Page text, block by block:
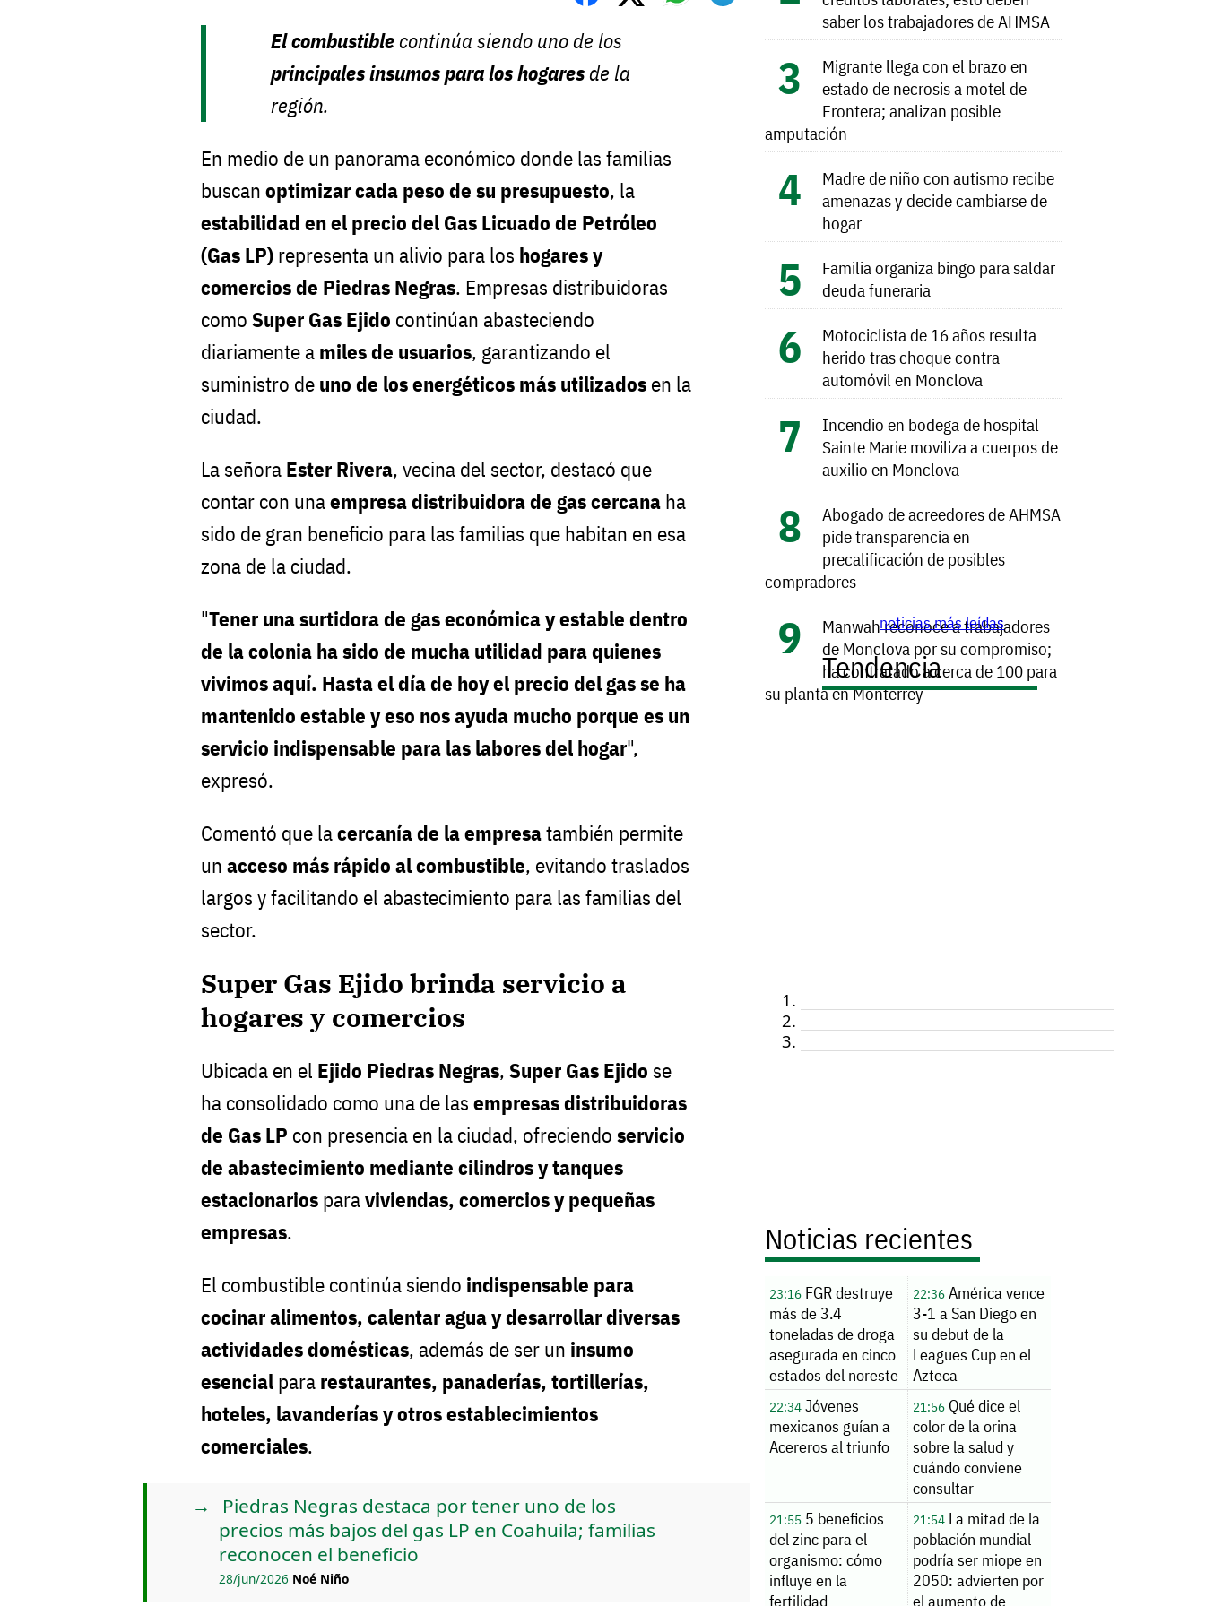
El combustible continúa siendo uno de los
principales insumos para los hogares de la
región.
En medio de un panorama económico donde las familias
buscan optimizar cada peso de su presupuesto, la
estabilidad en el precio del Gas Licuado de Petróleo
(Gas LP) representa un alivio para los hogares y
comercios de Piedras Negras. Empresas distribuidoras
como Super Gas Ejido continúan abasteciendo
diariamente a miles de usuarios, garantizando el
suministro de uno de los energéticos más utilizados en la
ciudad.
La señora Ester Rivera, vecina del sector, destacó que
contar con unaempresa distribuidora de gas cercana ha
sido de gran beneficio para las familias que habitan en esa
zona de la ciudad.
"Tener una surtidora de gas económica y estable dentro
de la colonia ha sido de mucha utilidad para quienes
vivimos aquí. Hasta el día de hoy el precio del gas se ha
mantenido estable y eso nos ayuda mucho porque es un
servicio indispensable para las labores del hogar",
expresó.
Comentó que lacercanía de la empresatambién permite
un acceso más rápido al combustible, evitando traslados
largos y facilitando el abastecimiento para las familias del
sector.
Super Gas Ejido brinda servicio a
hogares y comercios
Ubicada en el Ejido Piedras Negras, Super Gas Ejido se
ha consolidado como una de las empresas distribuidoras
de Gas LP con presencia en la ciudad, ofreciendo servicio
de abastecimiento mediante cilindros y tanques
estacionarios paraviviendas, comercios y pequeñas
empresas.
El combustible continúa siendo indispensable para
cocinar alimentos, calentar agua y desarrollar diversas
actividades domésticas, además de ser un insumo
esencial para restaurantes, panaderías, tortillerías,
hoteles, lavanderías y otros establecimientos
comerciales.
Piedras Negras destaca por tener uno de los
precios más bajos del gas LP en Coahuila; familias
reconocen el beneficio
28/jun/2026 Noé Niño
saber los trabajadores de AHMSA
Migrante llega con el brazo en
estado de necrosis a motel de
Frontera; analizan posible
amputación
Madre de niño con autismo recibe
amenazas y decide cambiarse de
hogar
Familia organiza bingo para saldar
deuda funeraria
Motociclista de 16 años resulta
herido tras choque contra
automóvil en Monclova
Incendio en bodega de hospital
Sainte Marie moviliza a cuerpos de
auxilio en Monclova
Abogado de acreedores de AHMSA
pide transparencia en
precalificación de posibles
compradores
Manwah reconoce a trabajadores
de Monclova por su compromiso;
ha contratado a cerca de 100 para
su planta en Monterrey
noticias más leídas
Tendencia
Noticias recientes
23:16 FGR destruye
más de 3.4
toneladas de droga
asegurada en cinco
estados del noreste
22:36América vence
3-1 a San Diego en
su debut de la
Leagues Cup en el
Azteca
22:34 Jóvenes
mexicanos guían a
Acereros al triunfo
21:56Qué dice el
color de la orina
sobre la salud y
cuándo conviene
consultar
21:55 5 beneficios
del zinc para el
organismo: cómo
influye en la
fertilidad
21:54La mitad de la
población mundial
podría ser miope en
2050: advierten por
el aumento de